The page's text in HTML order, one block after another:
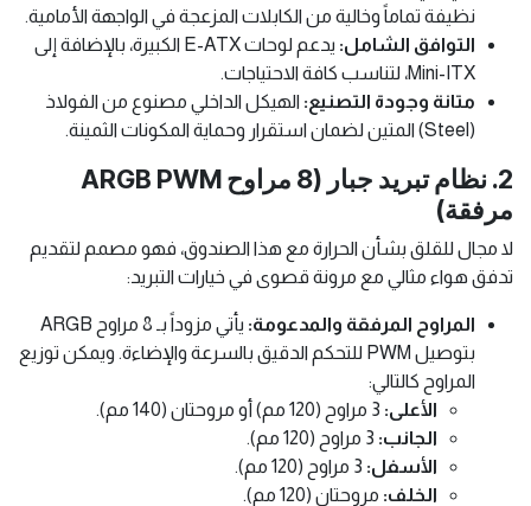
نظيفة تماماً وخالية من الكابلات المزعجة في الواجهة الأمامية.
التوافق الشامل:
يدعم لوحات E-ATX الكبيرة، بالإضافة إلى
Mini-ITX، لتناسب كافة الاحتياجات.
متانة وجودة التصنيع: الهيكل الداخلي مصنوع من الفولاذ
(Steel) المتين لضمان استقرار وحماية المكونات الثمينة.
2. نظام تبريد جبار (8 مراوح ARGB PWM
مرفقة)
لا مجال للقلق بشأن الحرارة مع هذا الصندوق، فهو مصمم لتقديم
تدفق هواء مثالي مع مرونة قصوى في خيارات التبريد:
المراوح المرفقة والمدعومة:
يأتي مزوداً بـ 8 مراوح ARGB
بتوصيل PWM للتحكم الدقيق بالسرعة والإضاءة. ويمكن توزيع
المراوح كالتالي:
الأعلى:
الجانب:
الأسفل:
الخلف: مروحتان (120 مم).